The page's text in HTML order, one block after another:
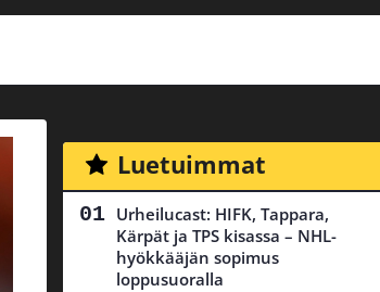
Luetuimmat
Urheilucast: HIFK, Tappara,
Kärpät ja TPS kisassa – NHL-
hyökkääjän sopimus
loppusuoralla